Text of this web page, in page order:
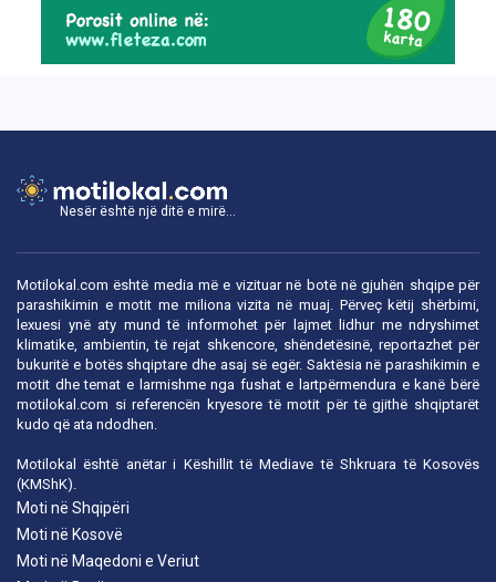
Nesër është një ditë e mirë...
Motilokal.com është media më e vizituar në botë në gjuhën shqipe për
parashikimin e motit me miliona vizita në muaj. Përveç këtij shërbimi,
lexuesi ynë aty mund të informohet për lajmet lidhur me ndryshimet
klimatike, ambientin, të rejat shkencore, shëndetësinë, reportazhet për
bukuritë e botës shqiptare dhe asaj së egër. Saktësia në parashikimin e
motit dhe temat e larmishme nga fushat e lartpërmendura e kanë bërë
motilokal.com si referencën kryesore të motit për të gjithë shqiptarët
kudo që ata ndodhen.
Motilokal është anëtar i Këshillit të Mediave të Shkruara të Kosovës
(KMShK).
Moti në Shqipëri
Moti në Kosovë
Moti në Maqedoni e Veriut